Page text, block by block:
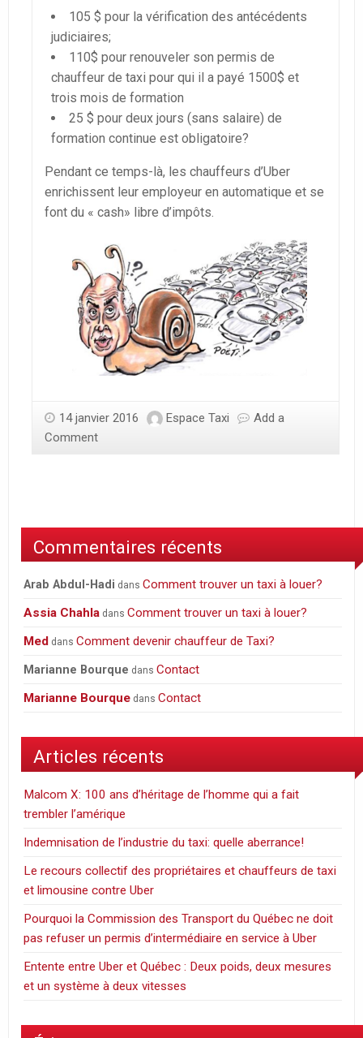
105 $ pour la vérification des antécédents
judiciaires;
110$ pour renouveler son permis de
chauffeur de taxi pour qui il a payé 1500$ et
trois mois de formation
25 $ pour deux jours (sans salaire) de
formation continue est obligatoire?
Pendant ce temps-là, les chauffeurs d’Uber
enrichissent leur employeur en automatique et se
font du « cash» libre d’impôts.
14 janvier 2016 Espace Taxi
Add a
Comment
Commentaires récents
Arab Abdul-Hadi dansComment trouver un taxi à louer?
Assia Chahla dansComment trouver un taxi à louer?
Med dansComment devenir chauffeur de Taxi?
Marianne Bourque dansContact
Marianne Bourque dansContact
Articles récents
Malcom X: 100 ans d’héritage de l’homme qui a fait
trembler l’amérique
Indemnisation de l’industrie du taxi: quelle aberrance!
Le recours collectif des propriétaires et chauffeurs de taxi
et limousine contre Uber
Pourquoi la Commission des Transport du Québec ne doit
pas refuser un permis d’intermédiaire en service à Uber
Entente entre Uber et Québec : Deux poids, deux mesures
et un système à deux vitesses